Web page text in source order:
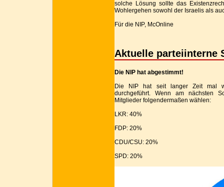
solche Lösung sollte das
Wohlergehen sowohl der Israelis als
Für die NIP, McOnline
Aktuelle parteiinterne
Die NIP hat abgestimmt!
Die NIP hat seit langer Zeit mal
durchgeführt. Wenn am nächsten
Mitglieder folgendermaßen wählen:
LKR: 40%
FDP: 20%
CDU/CSU: 20%
SPD: 20%